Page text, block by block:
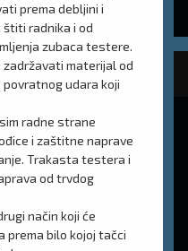
prema debljini i
radnika i od
zubaca testere.
zadržavati materijal od
udara koji
radne strane
i zaštitne naprave
Trakasta testera i
od trvdog
način koji će
prema bilo kojoj tačci